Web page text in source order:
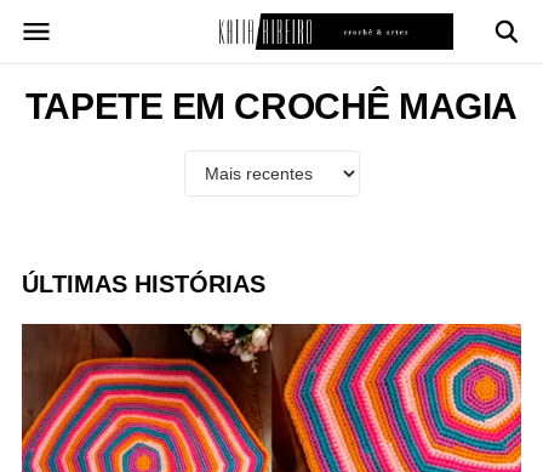
para
conteúdo
TAPETE EM CROCHÊ MAGIA
ÚLTIMAS HISTÓRIAS